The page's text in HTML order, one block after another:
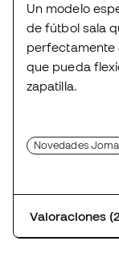
Un modelo
de fútbol sala
perfectamente
que pueda
zapatilla.
Novedades Joma